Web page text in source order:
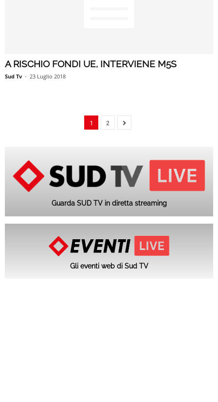
A RISCHIO FONDI UE, INTERVIENE M5S
Sud Tv - 23 Luglio 2018
1 2
Guarda SUD TV in diretta streaming
Gli eventi web di Sud TV